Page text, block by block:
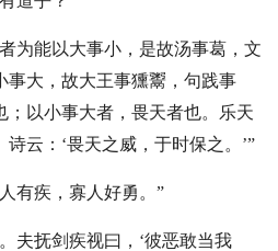
能以大事小，是故汤事葛，文
事大，故大王事獯鬻，句践事
；以小事大者，畏天者也。乐天
云：‘畏天之威，于时保之。’”
疾，寡人好勇。”
抚剑疾视曰，‘彼恶敢当我